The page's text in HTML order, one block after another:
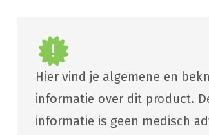
Hier vind je algemene en
informatie over dit product.
informatie is geen medisch